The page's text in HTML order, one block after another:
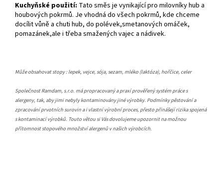
Kuchyňské použití: Tato směs je vynikající pro milovníky hub a
houbových pokrmů. Je vhodná do všech pokrmů, kde chceme
docílit vůně a chuti hub, do polévek,smetanových omáček,
pomazánek,ale i třeba smažených vajec a nádivek.
Může obsahovat stopy : lepek, vejce, sója, sezam, mléko (laktóza), hořčice, celer
Společnost Ramdam, s.r.o. má propracovaný a praxí prověřený systém práce s
alergeny, tak, aby jimi nebyly kontaminovány jiné výrobky. Podmínky pěstování a
zpracování prvotních surovin a i vlastní výrobní proces, přesto přinášejí rizika spojená
s kontaminací výrobků. Touto větou si Vás dovolujeme upozornit na možnou
přítomnost stopového množství alergenů v našich výrobcích.